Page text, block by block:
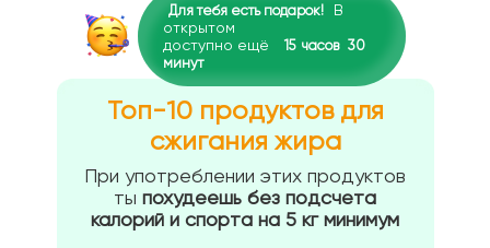
Для тебя есть подарок!
В
открытом
доступно ещё
15 часов 30
минут
Топ-10 продуктов для
сжигания жира
При употреблении этих продуктов
ты похудеешь без подсчета
калорий и спорта на 5 кг минимум